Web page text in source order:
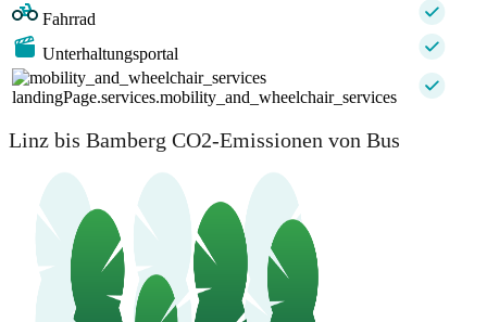
Fahrrad
Unterhaltungsportal
landingPage.services.mobility_and_wheelchair_services
Linz bis Bamberg CO2-Emissionen von Bus